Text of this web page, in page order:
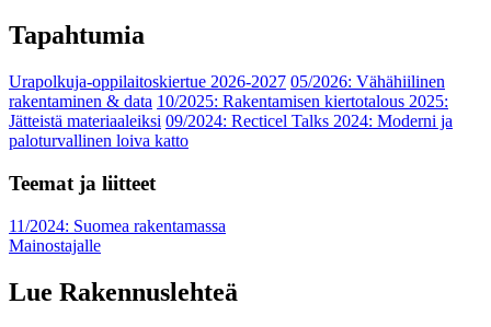
Tapahtumia
Urapolkuja-oppilaitoskiertue 2026-2027 05/2026: Vähähiilinen
rakentaminen & data 10/2025: Rakentamisen kiertotalous 2025:
Jätteistä materiaaleiksi 09/2024: Recticel Talks 2024: Moderni ja
paloturvallinen loiva katto
Teemat ja liitteet
11/2024: Suomea rakentamassa
Mainostajalle
Lue Rakennuslehteä